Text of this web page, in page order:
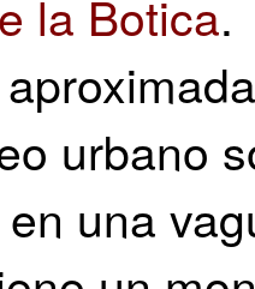
la Botica.
urbano
una